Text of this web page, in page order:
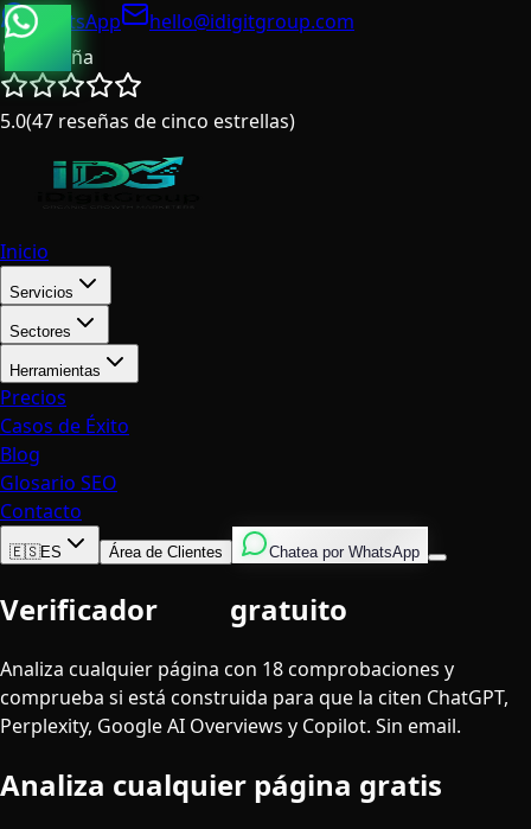
WhatsApp
hello@idigitgroup.com
España
5.0(47 reseñas de cinco estrellas)
Inicio
Servicios
Sectores
Herramientas
Precios
Casos de Éxito
Blog
Glosario SEO
Contacto
Inglés
ItalianoEspañol
🇪🇸ES Área de Clientes Chatea por WhatsApp
Verificador gratuito
Analiza cualquier página con 18 comprobaciones y
comprueba si está construida para que la citen ChatGPT,
Perplexity, Google AI Overviews y Copilot. Sin email.
Analiza cualquier página gratis